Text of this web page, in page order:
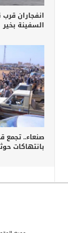
انفجاران
السفينة بخير
صنعاء.. تجمع
بانتهاكات